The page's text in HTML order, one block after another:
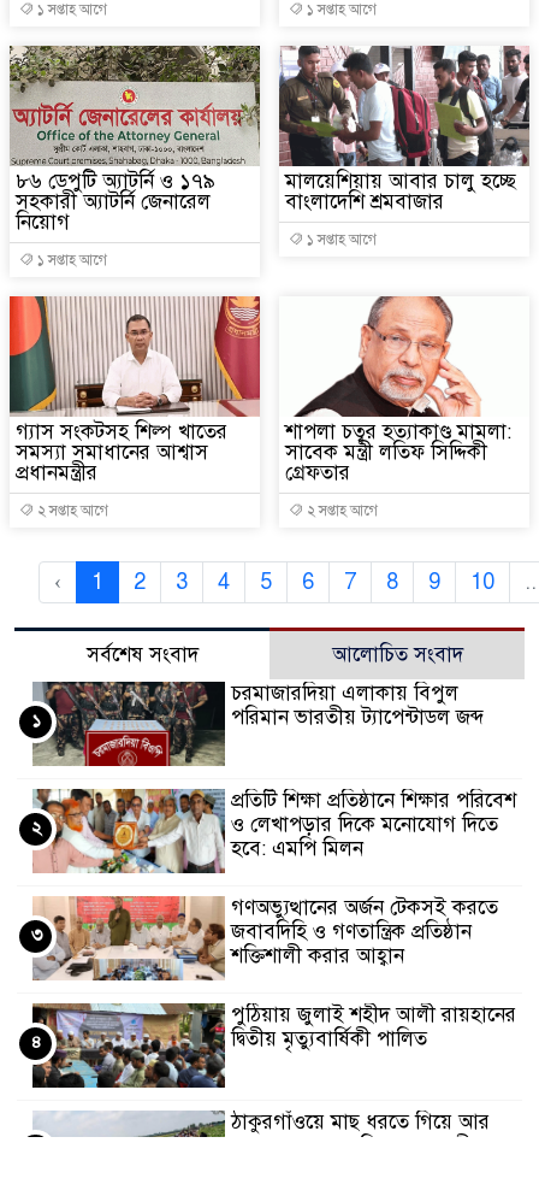
১ সপ্তাহ আগে ১ সপ্তাহ আগে
৮৬ ডেপুটি অ্যাটর্নি ও ১৭৯
সহকারী অ্যাটর্নি জেনারেল
নিয়োগ
১ সপ্তাহ আগে
মালয়েশিয়ায় আবার চালু হচ্ছে
বাংলাদেশি শ্রমবাজার
১ সপ্তাহ আগে
গ্যাস সংকটসহ শিল্প খাতের
সমস্যা সমাধানের আশ্বাস
প্রধানমন্ত্রীর
২ সপ্তাহ আগে
শাপলা চত্বর হত্যাকাণ্ড মামলা:
সাবেক মন্ত্রী লতিফ সিদ্দিকী
গ্রেফতার
২ সপ্তাহ আগে
‹ 1 2 3 4 5 6 7 8 9 10
সর্বশেষ সংবাদ
আলোচিত সংবাদ
চরমাজারদিয়া এলাকায় বিপুল
পরিমান ভারতীয় ট্যাপেন্টাডল জব্দ
১
প্রতিটি শিক্ষা প্রতিষ্ঠানে শিক্ষার পরিবেশ
ও লেখাপড়ার দিকে মনোযোগ দিতে
হবে: এমপি মিলন
২
গণঅভ্যুত্থানের অর্জন টেকসই করতে
জবাবদিহি ও গণতান্ত্রিক প্রতিষ্ঠান
শক্তিশালী করার আহ্বান
৩
পুঠিয়ায় জুলাই শহীদ আলী রায়হানের
দ্বিতীয় মৃত্যুবার্ষিকী পালিত
৪
ঠাকুরগাঁওয়ে মাছ ধরতে গিয়ে আর